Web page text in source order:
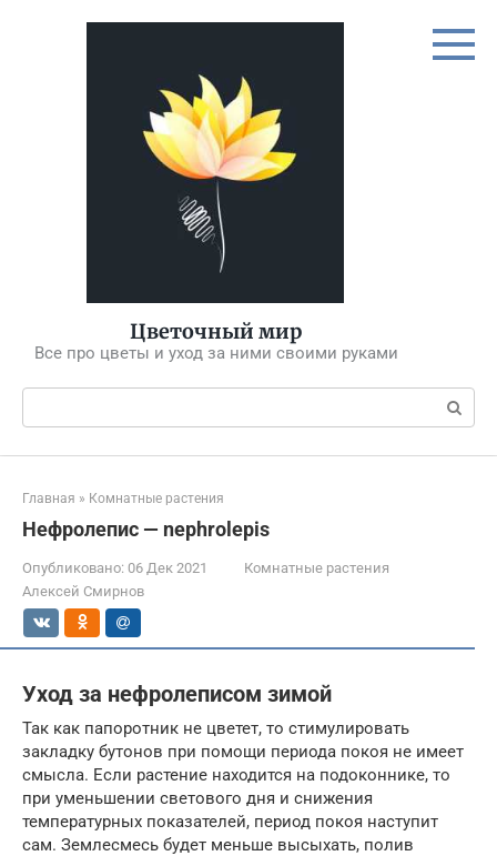
Цветочный мир
Все про цветы и уход за ними своими руками
Поиск:
Главная » Комнатные растения
Нефролепис — nephrolepis
Опубликовано: 06 Дек 2021
Комнатные растения
Алексей Смирнов
Уход за нефролеписом зимой
Так как папоротник не цветет, то стимулировать
закладку бутонов при помощи периода покоя не имеет
смысла. Если растение находится на подоконнике, то
при уменьшении светового дня и снижения
температурных показателей, период покоя наступит
сам. Землесмесь будет меньше высыхать, полив